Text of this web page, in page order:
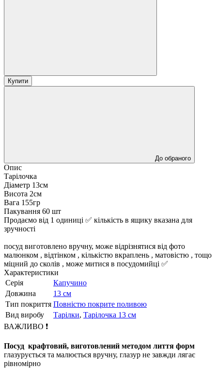
Купити
До обраного
Опис
Тарілочка
Діаметр 13см
Висота 2см
Вага 155гр
Пакування 60 шт
Продаємо від 1 одиниці ✅ кількість в ящику вказана для
зручності
посуд виготовлено вручну, може відрізнятися від фото
малюнком , відтінком , кількістю вкраплень , матовістю , тощо
міцний до сколів , може митися в посудомийці ✅
Характеристики
Серія
Капучино
Довжина
13 см
Тип покриття Повністю покрите поливою
Вид виробу
Тарілки, Тарілочка 13 см
ВАЖЛИВО ❗️
Посуд крафтовий, виготовлений методом лиття форм
глазурується та малюється вручну, глазур не завжди лягає
рівномірно